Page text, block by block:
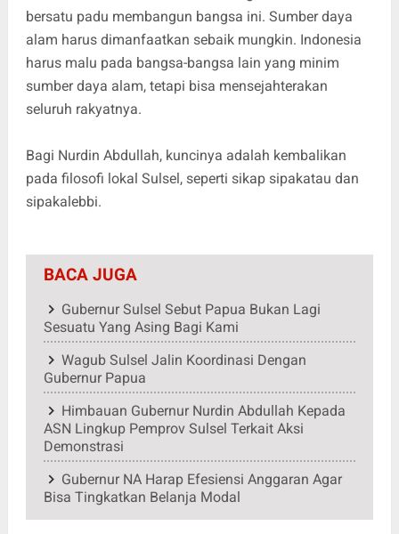
bersatu padu membangun bangsa ini. Sumber daya
alam harus dimanfaatkan sebaik mungkin. Indonesia
harus malu pada bangsa-bangsa lain yang minim
sumber daya alam, tetapi bisa mensejahterakan
seluruh rakyatnya.
Bagi Nurdin Abdullah, kuncinya adalah kembalikan
pada filosofi lokal Sulsel, seperti sikap sipakatau dan
sipakalebbi.
BACA JUGA
Gubernur Sulsel Sebut Papua Bukan Lagi
Sesuatu Yang Asing Bagi Kami
Wagub Sulsel Jalin Koordinasi Dengan
Gubernur Papua
Himbauan Gubernur Nurdin Abdullah Kepada
ASN Lingkup Pemprov Sulsel Terkait Aksi
Demonstrasi
Gubernur NA Harap Efesiensi Anggaran Agar
Bisa Tingkatkan Belanja Modal